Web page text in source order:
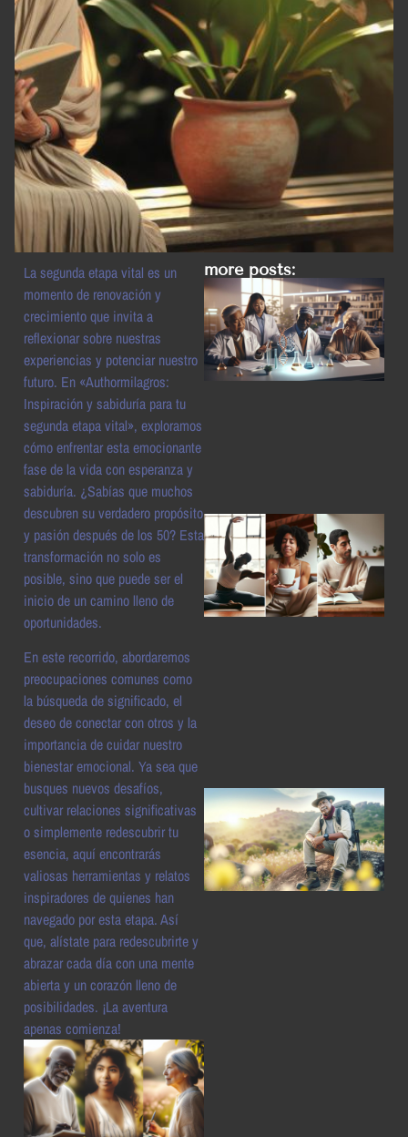
La segunda etapa vital es un
momento de renovación y
crecimiento que invita a
reflexionar sobre nuestras
experiencias y potenciar nuestro
futuro. En «Authormilagros:
Inspiración y sabiduría para tu
segunda etapa vital», exploramos
cómo enfrentar esta emocionante
fase de la vida con esperanza y
sabiduría. ¿Sabías que muchos
descubren su verdadero propósito
y pasión después de los 50? Esta
transformación no solo es
posible, sino que puede ser el
inicio de un camino lleno de
oportunidades.
En este recorrido, abordaremos
preocupaciones comunes como
la búsqueda de significado, el
deseo de conectar con otros y la
importancia de cuidar nuestro
bienestar emocional. Ya sea que
busques nuevos desafíos,
cultivar relaciones significativas
o simplemente redescubrir tu
esencia, aquí encontrarás
valiosas herramientas y relatos
inspiradores de quienes han
navegado por esta etapa. Así
que, alístate para redescubrirte y
abrazar cada día con una mente
abierta y un corazón lleno de
posibilidades. ¡La aventura
apenas comienza!
more posts: